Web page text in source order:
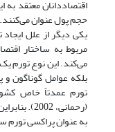
اقتصاددانان معتقد به
حجم پول عنوان می‌کنند.
یکی دیگر از علل
مربوط به ساختار
می‌کند. این نوع تورم
بلکه عوامل گوناگون
تورم عمدتاً خاص
به عنوان پراکسی تورم ساختاری